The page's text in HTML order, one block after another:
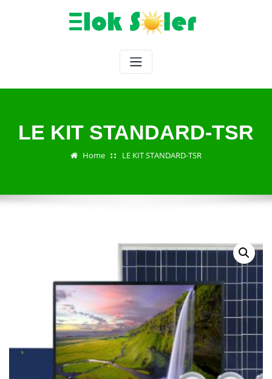
LE KIT STANDARD-TSR
Home LE KIT STANDARD-TSR